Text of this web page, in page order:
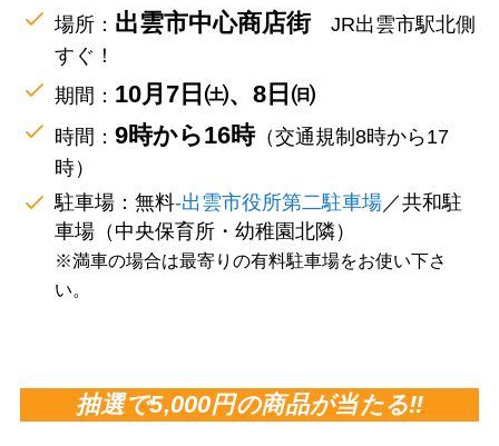
場所： 出雲市中心商店街JR出雲市駅北側
すぐ！
期間： 10月7日㈯、8日㈰
時間：9時から16時（交通規制8時から17
時）
駐車場：無料‐出雲市役所第二駐車場 ／共和駐
車場（中央保育所・幼稚園北隣）
※満車の場合は最寄りの有料駐車場をお使い下さ
い。
抽選で5,000円の商品が当たる‼